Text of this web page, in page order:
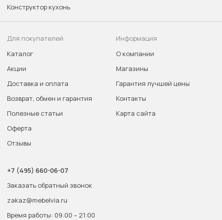
Конструктор кухонь
Для покупателей
Каталог
Акции
Доставка и оплата
Возврат, обмен и гарантия
Полезные статьи
Оферта
Отзывы
Информация
О компании
Магазины
Гарантия лучшей цены
Контакты
Карта сайта
+7 (495) 660-06-07
Заказать обратный звонок
zakaz@mebelvia.ru
Время работы: 09:00 – 21:00